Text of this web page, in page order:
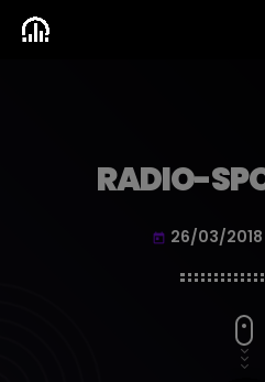
RADIO-
today 26/03/2018